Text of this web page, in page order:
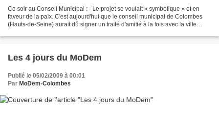
Ce soir au Conseil Municipal : - Le projet se voulait « symbolique » et en
faveur de la paix. C'est aujourd'hui que le conseil municipal de Colombes
(Hauts-de-Seine) aurait dû signer un traité d'amitié à la fois avec la ville
Les 4 jours du MoDem
Publié le 05/02/2009 à 00:01
Par MoDem-Colombes